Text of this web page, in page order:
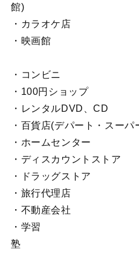
・カラオケ店
・映
・コンビニ
・100円ショップ
・レンタルDVD、CD
・百貨店(デパート・スー
・ホームセンター
・ディスカウントストア
・ドラッグストア
・旅行代理店
・不動産会社
・学習